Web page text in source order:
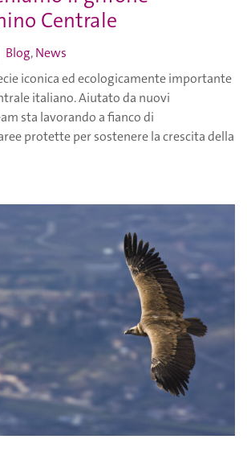
Centrale
Blog,News
iconica ed ecologicamente importante
italiano. Aiutato da nuovi
sta lavorando a fianco di
protette per sostenere la crescita della